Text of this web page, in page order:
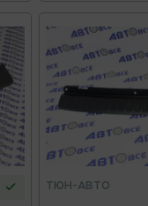
ТЮН-АВТО